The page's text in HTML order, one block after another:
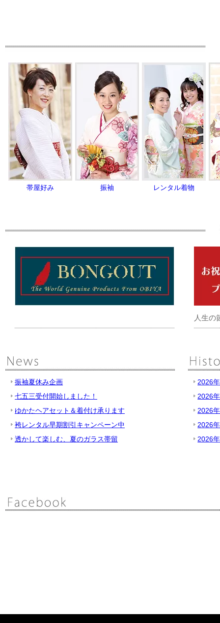
帯屋好み 振袖 レンタル着物
人生の
振袖夏休み企画
七五三受付開始しました！
ゆかたヘアセット＆着付け承ります
袴レンタル早期割引キャンペーン中
透かして楽しむ、夏のガラス帯留
2026
2026
2026
2026
2026